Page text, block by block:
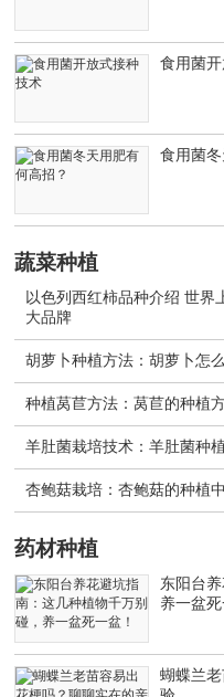
食用菌
食用菌
蔬菜种植
以色列西红柿品种介绍 世界
大品牌
胡萝卜种植方法：胡萝卜怎
种植莴苣方法：莴苣的种植
羊肚菌栽培技术：羊肚菌种
杏鲍菇栽培：杏鲍菇的种植
药材种植
东阳台
养一盆死
蝴蝶兰